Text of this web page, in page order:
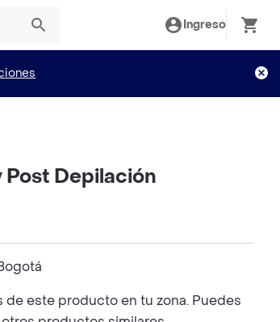
Ingreso
Depilación
este producto en tu zona. Puedes